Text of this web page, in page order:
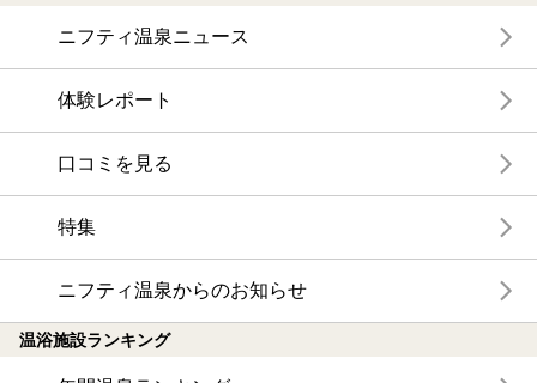
ニフティ温泉ニュース
体験レポート
口コミを見る
特集
ニフティ温泉からのお知らせ
温浴施設ランキング